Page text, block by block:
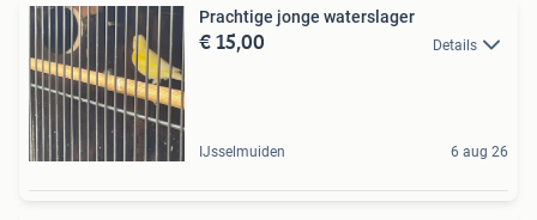
Prachtige jonge waterslager
€ 15,00 Details
IJsselmuiden 6 aug 26